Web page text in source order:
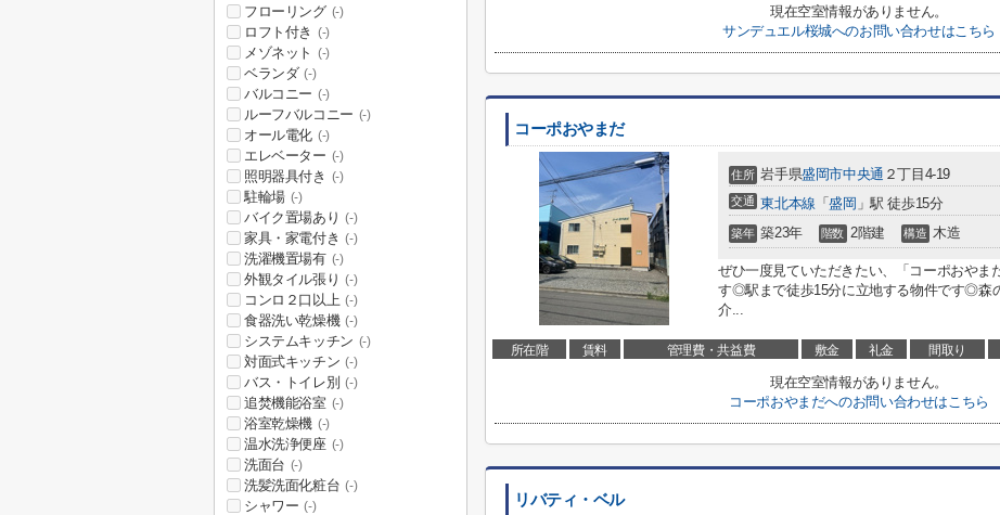
現在空室情報がありません。
サンデュエル桜城へのお問い合わせはこちら
コーポおやまだ
住所 岩手県盛岡市中央通 ２丁目4-19
交通 東北本線 「盛岡 」駅 徒歩15分
築年 築23年 階数 2階建 構造 木造
ぜひ一度見ていただきたい、「コーポおや
す◎駅まで徒歩15分に立地する物件です◎森
介...
所在階 賃料 管理費・共益費 敷金 礼金 間取り
現在空室情報がありません。
コーポおやまだへのお問い合わせはこちら
リバティ・ベル
フローリング (-)
ロフト付き (-)
メゾネット (-)
ベランダ (-)
バルコニー (-)
ルーフバルコニー (-)
オール電化 (-)
エレベーター (-)
照明器具付き (-)
駐輪場 (-)
バイク置場あり (-)
家具・家電付き (-)
洗濯機置場有 (-)
外観タイル張り (-)
コンロ２口以上 (-)
食器洗い乾燥機 (-)
システムキッチン (-)
対面式キッチン (-)
バス・トイレ別 (-)
追焚機能浴室 (-)
浴室乾燥機 (-)
温水洗浄便座 (-)
洗面台 (-)
洗髪洗面化粧台 (-)
シャワー (-)